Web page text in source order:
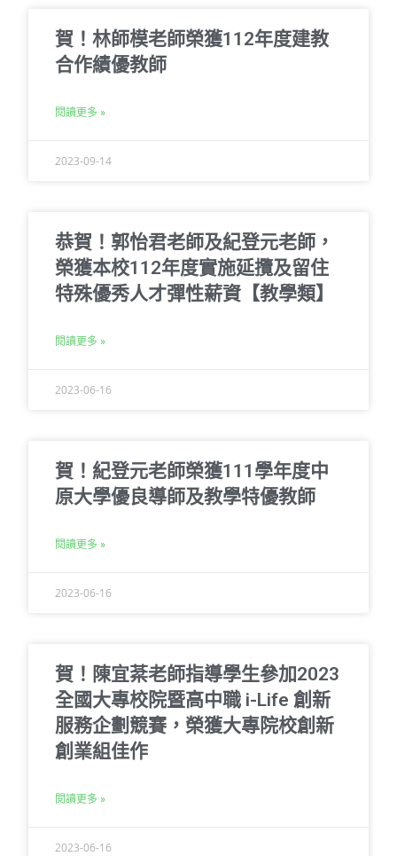
賀！林師模老師榮獲112年度建教
合作績優教師
閱讀更多 »
2023-09-14
恭賀！郭怡君老師及紀登元老師，
榮獲本校112年度實施延攬及留住
特殊優秀人才彈性薪資【教學類】
閱讀更多 »
2023-06-16
賀！紀登元老師榮獲111學年度中
原大學優良導師及教學特優教師
閱讀更多 »
2023-06-16
賀！陳宜棻老師指導學生參加2023
全國大專校院暨高中職 i-Life 創新
服務企劃競賽，榮獲大專院校創新
創業組佳作
閱讀更多 »
2023-06-16